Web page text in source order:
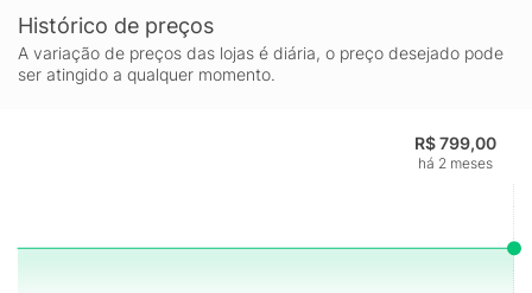
para diferentes cenários.
Histórico de preços
A variação de preços das lojas é diária, o preço desejado pode
ser atingido a qualquer momento.
R$ 799,00
há 2 meses